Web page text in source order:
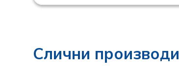
Слични производи